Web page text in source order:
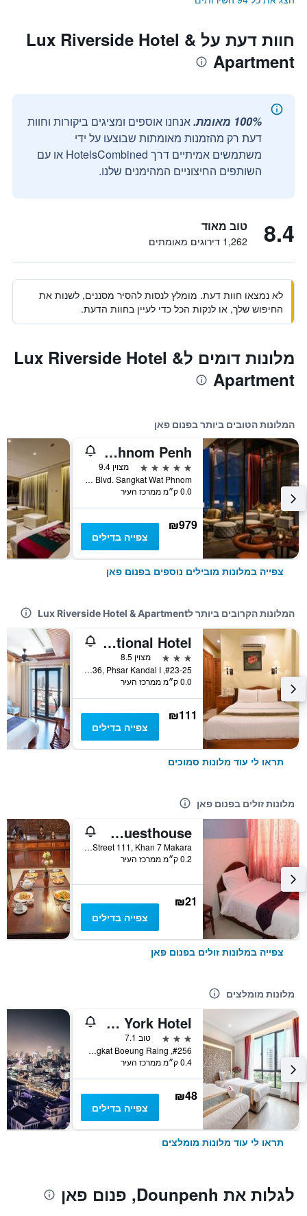
חוות דעת על Lux Riverside Hotel &
Apartment
100% מאומת.
אנחנו אוספים ומציגים ביקורות וחוות
דעת רק מהזמנות מאומתות שבוצעו על ידי
משתמשים אמיתיים דרך HotelsCombined או עם
השותפים החיצוניים המהימנים שלנו.
8.4 טוב מאוד
1,262 דירוגים מאומתים
לא נמצאו חוות דעת. מומלץ לנסות להסיר מסננים, לשנות את
החיפוש שלך, או לנקות הכל כדי לעיין בחוות הדעת.
מלונות דומים לLux Riverside Hotel &
Apartment
המלונות הטובים ביותר בפנום פאן
Rosewood Phnom Penh
5 כוכבים
מצוין 9.4
No. 66 Monivong Blvd. Sangkat Wat Phnom, פנום פאן, קמבודיה
0.0 ק״מ ממרכז העיר
₪979
צפייה בדילים
צפייה במלונות מובילים נוספים בפנום פאן
המלונות הקרובים ביותר לLux Riverside Hotel & Apartment
Golden House International Hotel
3 כוכבים
מצוין 8.5
#23-25, St. 136, Phsar Kandal I, פנום פאן, קמבודיה
0.0 ק״מ ממרכז העיר
₪111
צפייה בדילים
תראו לי עוד מלונות סמוכים
מלונות זולים בפנום פאן
Capitol 3 Guesthouse
6CE0, Street 111, Khan 7 Makara, פנום פאן, קמבודיה
0.2 ק״מ ממרכז העיר
₪21
צפייה בדילים
צפייה במלונות זולים בפנום פאן
מלונות מומלצים
New York Hotel
3 כוכבים
טוב 7.1
#256, Street Monivong Blvd, Sangkat Boeung Raing, פנום פאן, קמבודיה
0.4 ק״מ ממרכז העיר
₪48
צפייה בדילים
תראו לי עוד מלונות מומלצים
לגלות את Dounpenh, פנום פאן